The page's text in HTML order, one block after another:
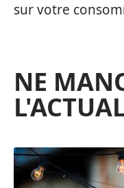
sur votre
NE